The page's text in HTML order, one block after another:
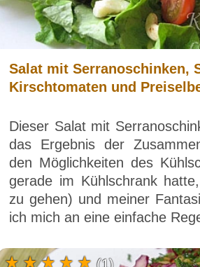
Salat mit Serranoschinken,
Kirschtomaten und
Dieser Salat mit
das Ergebnis der
den Möglichkeiten des
gerade im Kühlschrank
zu gehen) und meiner
ich mich an eine einfache